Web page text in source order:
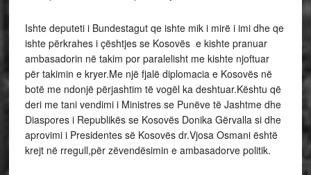
Ishte deputeti i Bundestagut qe ishte mik i mirë i imi dhe qe
ishte përkrahes i çështjes se Kosovës e kishte pranuar
ambasadorin në takim por paralelisht me kishte njoftuar
për takimin e kryer.Me një fjalë diplomacia e Kosovës në
botë me ndonjë përjashtim të vogël ka deshtuar.Kështu që
deri me tani vendimi i Ministres se Punëve të Jashtme dhe
Diaspores i Republikës se Kosovës Donika Gërvalla si dhe
aprovimi i Presidentes së Kosovës dr.Vjosa Osmani është
krejt në rregull,për zëvendësimin e ambasadorve politik.